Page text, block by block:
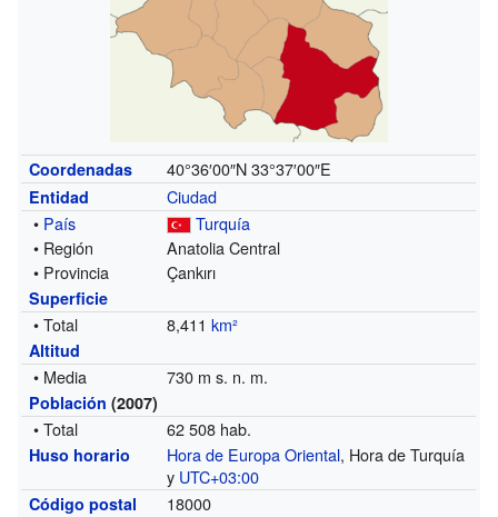
Coordenadas 40°36′00″N 33°37′00″E
Entidad
Ciudad
• País
Turquía
• Región
Anatolia Central
• Provincia
Çankırı
Superficie
• Total 8,411km²
Altitud
• Media 730 m s. n. m.
Población (2007)
• Total 62 508 hab.
Huso horario Hora de Europa Oriental, Hora de Turquía
y UTC+03:00
Código postal 18000